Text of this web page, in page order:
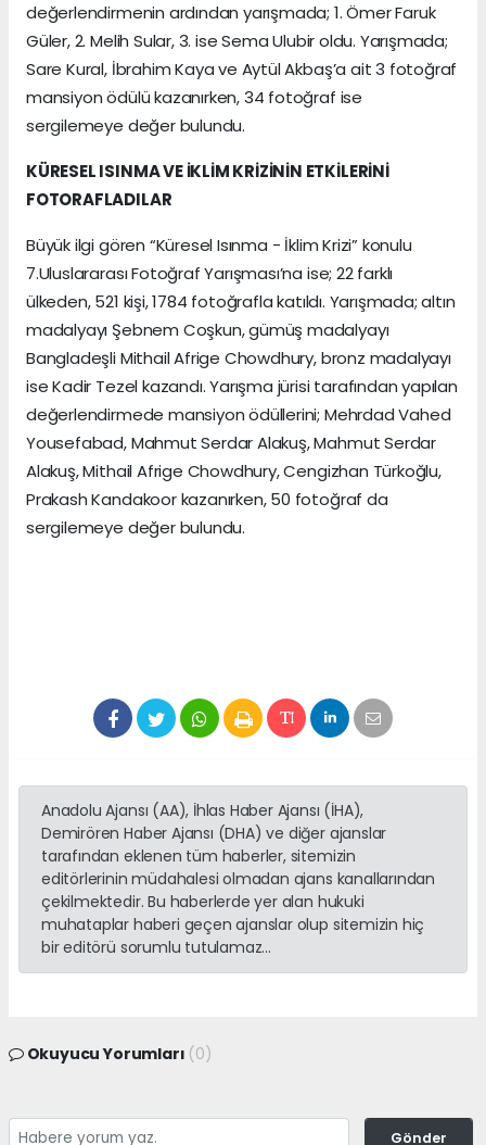
değerlendirmenin ardından yarışmada; 1. Ömer Faruk
Güler, 2. Melih Sular, 3. ise Sema Ulubir oldu. Yarışmada;
Sare Kural, İbrahim Kaya ve Aytül Akbaş’a ait 3 fotoğraf
mansiyon ödülü kazanırken, 34 fotoğraf ise
sergilemeye değer bulundu.
KÜRESEL ISINMA VE İKLİM KRİZİNİN ETKİLERİNİ
FOTORAFLADILAR
Büyük ilgi gören “Küresel Isınma - İklim Krizi” konulu
7.Uluslararası Fotoğraf Yarışması’na ise; 22 farklı
ülkeden, 521 kişi, 1784 fotoğrafla katıldı. Yarışmada; altın
madalyayı Şebnem Coşkun, gümüş madalyayı
Bangladeşli Mithail Afrige Chowdhury, bronz madalyayı
ise Kadir Tezel kazandı. Yarışma jürisi tarafından yapılan
değerlendirmede mansiyon ödüllerini; Mehrdad Vahed
Yousefabad, Mahmut Serdar Alakuş, Mahmut Serdar
Alakuş, Mithail Afrige Chowdhury, Cengizhan Türkoğlu,
Prakash Kandakoor kazanırken, 50 fotoğraf da
sergilemeye değer bulundu.
Anadolu Ajansı (AA), İhlas Haber Ajansı (İHA),
Demirören Haber Ajansı (DHA) ve diğer ajanslar
tarafından eklenen tüm haberler, sitemizin
editörlerinin müdahalesi olmadan ajans kanallarından
çekilmektedir. Bu haberlerde yer alan hukuki
muhataplar haberi geçen ajanslar olup sitemizin hiç
bir editörü sorumlu tutulamaz...
Okuyucu Yorumları (0)
Gönder